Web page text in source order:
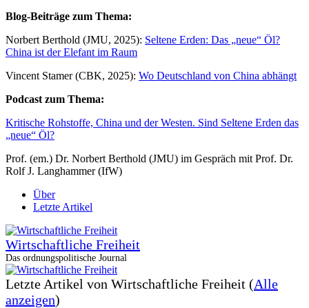
Blog-Beiträge zum Thema:
Norbert Berthold (JMU, 2025): Seltene Erden: Das „neue“ Öl?
China ist der Elefant im Raum
Vincent Stamer (CBK, 2025): Wo Deutschland von China abhängt
Podcast zum Thema:
Kritische Rohstoffe, China und der Westen. Sind Seltene Erden das
„neue“ Öl?
Prof. (em.) Dr. Norbert Berthold (JMU) im Gespräch mit Prof. Dr.
Rolf J. Langhammer (IfW)
Über
Letzte Artikel
Wirtschaftliche Freiheit
Das ordnungspolitische Journal
Letzte Artikel von Wirtschaftliche Freiheit (Alle
anzeigen)